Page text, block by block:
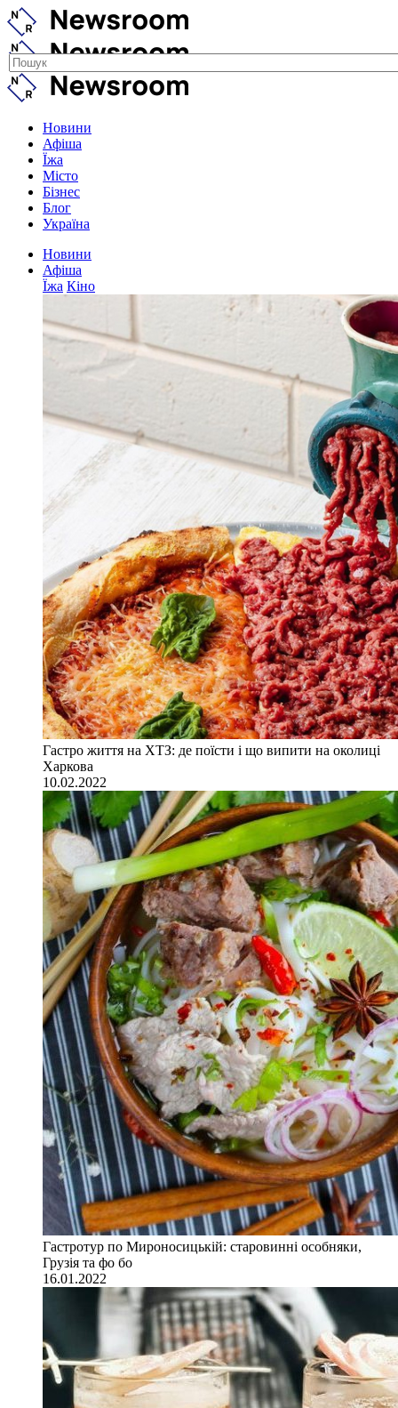
Новини
Афіша
Їжа
Місто
Бізнес
Блог
Україна
Новини
Афіша
Їжа Кіно
Гастро життя на ХТЗ: де поїсти і що випити на околиці
Харкова
10.02.2022
Гастротур по Мироносицькій: старовинні особняки,
Грузія та фо бо
16.01.2022